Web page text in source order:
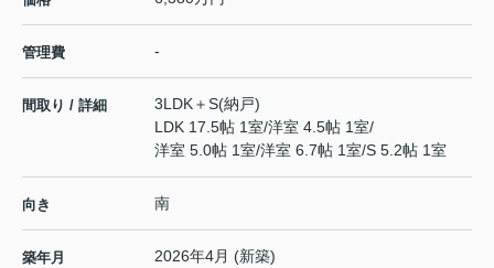
管理費 -
間取り / 詳細
3LDK＋S(納戸)
LDK 17.5帖 1室/洋室 4.5帖 1室/
洋室 5.0帖 1室/洋室 6.7帖 1室/S 5.2帖 1室
向き 南
築年月 2026年4月 (新築)